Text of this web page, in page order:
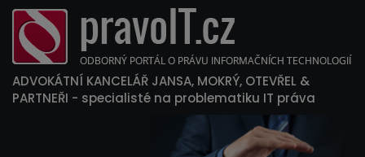
ADVOKÁTNÍ KANCELÁŘ JANSA, MOKRÝ, OTEVŘEL &
PARTNEŘI - specialisté na problematiku IT práva